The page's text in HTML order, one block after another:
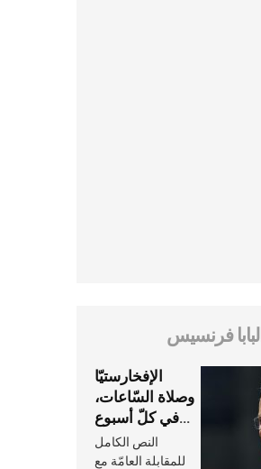
البابا فرنسيس
الإفخارستيّا
وصلاة السّاعات،
في كلّ أسبوع
وكلّ يوم، هما
النَّفَس في حياة
النص الكامل
للمقابلة العامّة مع